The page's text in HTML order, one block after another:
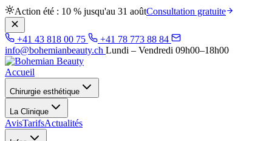
Action été : 10 % jusqu'au 31 aoûtConsultation gratuite
+41 43 818 00 75
+41 78 773 88 84
info@bohemianbeauty.ch Lundi – Vendredi 09h00–18h00
Accueil
Chirurgie esthétique
La Clinique
AvisTarifsActualités